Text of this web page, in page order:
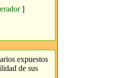
]
expuestos
de sus